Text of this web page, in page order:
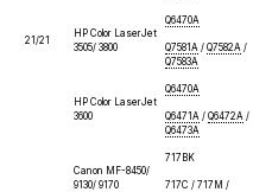
21/21
HP Color LaserJet
3505/ 3800
Q6470A
Q7581A / Q7582A /
Q7583A
HP Color LaserJet
3600
Q6470A
Q6471A / Q6472A /
Q6473A
Canon MF-8450/
9130/ 9170
717BK
717C / 717M /